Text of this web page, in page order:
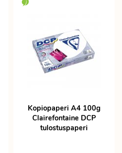
Kopiopaperi A4 100g
Clairefontaine DCP
tulostuspaperi